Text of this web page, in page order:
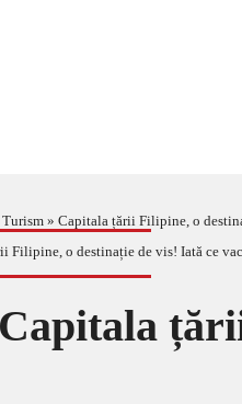
Turism » Capitala țării Filipine, o
Capitala